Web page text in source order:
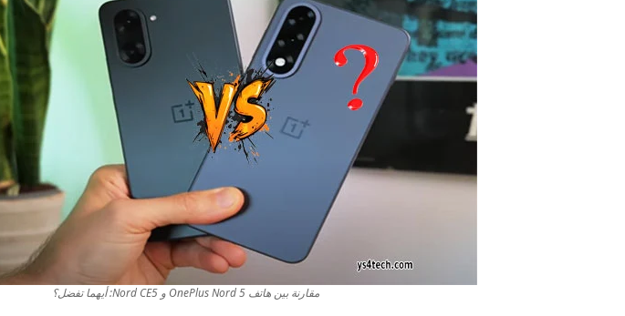
مقارنة بين هاتف OnePlus Nord 5 و Nord CE5: أيهما تفضل؟